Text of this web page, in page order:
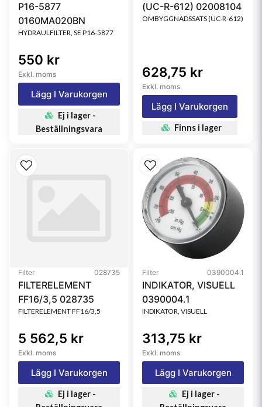
P16-5877
0160MA020BN
HYDRAULFILTER, SE P16-5877
550 kr
Exkl. moms
Lägg I Varukorgen
Ej i lager -
Beställningsvara
(UC-R-612) 02008104
OMBYGGNADSSATS (UC-R-612)
628,75 kr
Exkl. moms
Lägg I Varukorgen
Finns i lager
Filter 028735
FILTERELEMENT
FF16/3,5 028735
FILTERELEMENT FF16/3,5
5 562,5 kr
Exkl. moms
Lägg I Varukorgen
Ej i lager -
Filter 0390004.1
INDIKATOR, VISUELL
0390004.1
INDIKATOR, VISUELL
313,75 kr
Exkl. moms
Lägg I Varukorgen
Ej i lager -